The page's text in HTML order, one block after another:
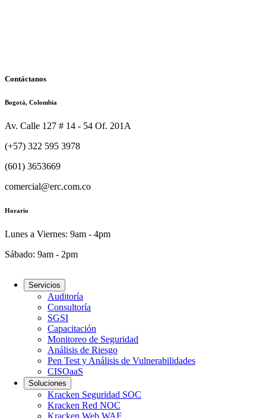
Servicios
Auditoría
Consultoría
SGSI
Capacitación
Monitoreo de Seguridad
Análisis de Riesgo
Pen Test y Análisis de Vulnerabilidades
CISOaaS
Soluciones
Kracken Seguridad SOC
Kracken Red NOC
Kracken Web WAF
Contáctanos
Bogotá, Colombia
Av. Calle 127 # 14 - 54 Of. 201A
(+57) 322 595 3978
(601) 3653669
comercial@erc.com.co
Horario
Lunes a Viernes: 9am - 4pm
Sábado: 9am - 2pm